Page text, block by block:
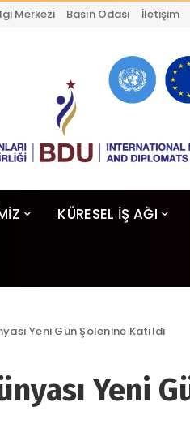
Merkezi Basın Odası İletişim
KÜRESEL İŞ AĞI
Yeni Gün Şölenine Katıldı
Yeni